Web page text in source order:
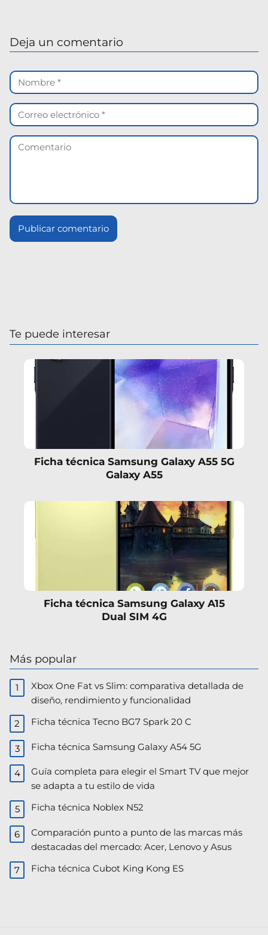
Deja un comentario
Te puede interesar
Ficha técnica Samsung Galaxy A55 5G
Galaxy A55
Ficha técnica Samsung Galaxy A15
Dual SIM 4G
Más popular
Xbox One Fat vs Slim: comparativa detallada de
diseño, rendimiento y funcionalidad
Ficha técnica Tecno BG7 Spark 20 C
Ficha técnica Samsung Galaxy A54 5G
Guía completa para elegir el Smart TV que mejor
se adapta a tu estilo de vida
Ficha técnica Noblex N52
Comparación punto a punto de las marcas más
destacadas del mercado: Acer, Lenovo y Asus​
Ficha técnica Cubot King Kong ES